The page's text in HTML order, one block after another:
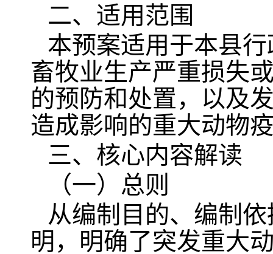
二、适用范围
本预案适用于本县
畜牧业生产严重损失
的预防和处置，以及
造成影响的重大动物
三、核心内容解读
（一）总则
从编制目的、编制
明，明确了突发重大